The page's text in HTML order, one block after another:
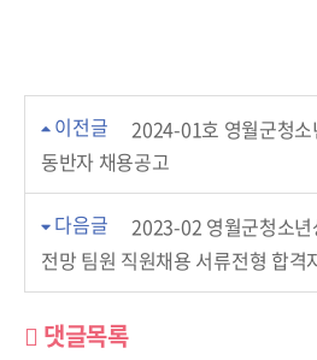
이전글
2024-01호 영월군청
동반자 채용공고
다음글
2023-02 영월군청소
전망 팀원 직원채용 서류전형 합격
댓글목록